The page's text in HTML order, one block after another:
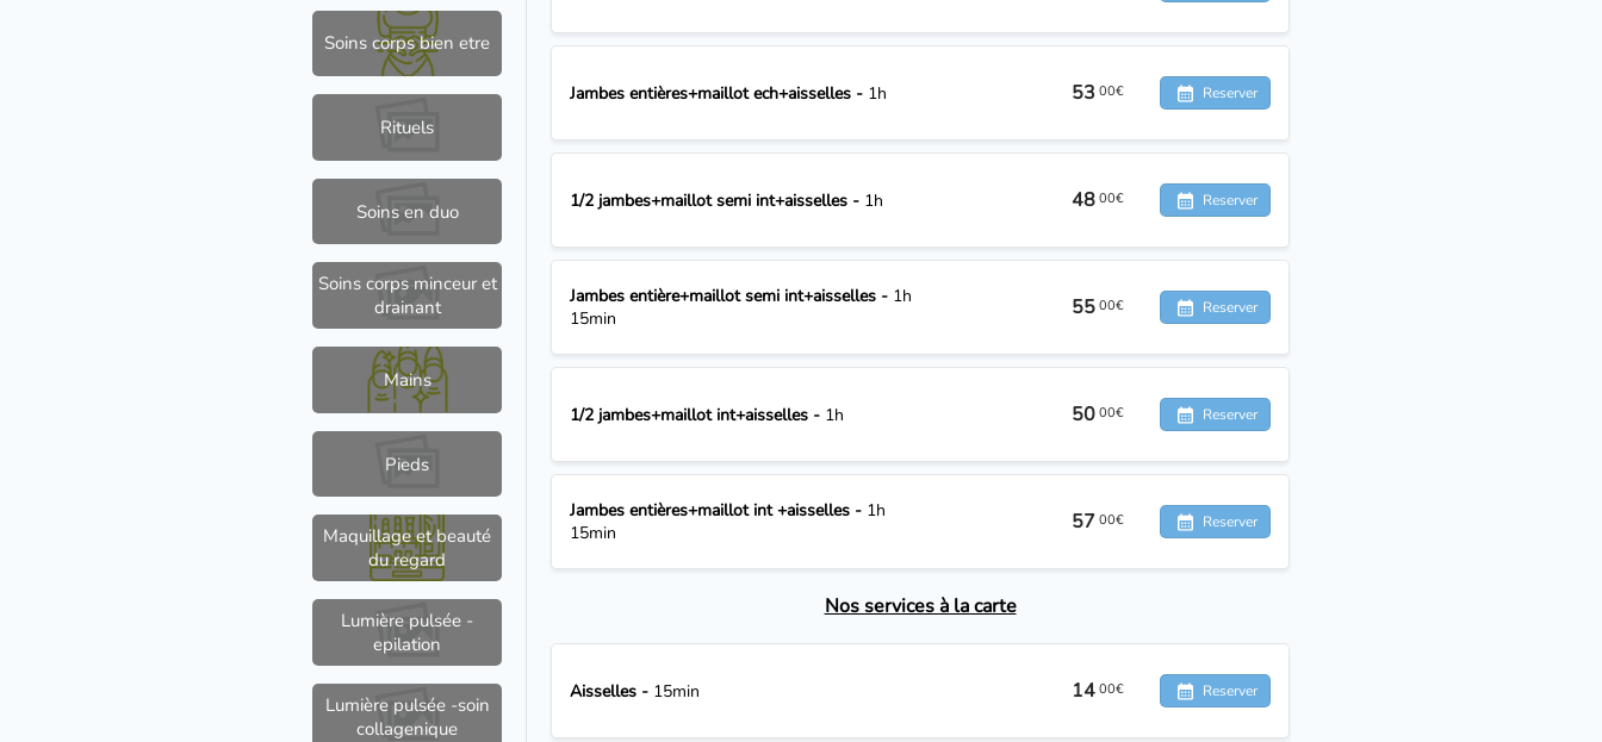
Soins corps bien etre
Rituels
Soins en duo
Soins corps minceur et
drainant
Mains
Pieds
Maquillage et beauté
du regard
Lumière pulsée -
epilation
Lumière pulsée -soin
collagenique
Jambes entières+maillot ech+aisselles - 1h 53 00€ Reserver
1/2 jambes+maillot semi int+aisselles - 1h 48 00€ Reserver
Jambes entière+maillot semi int+aisselles - 1h
15min
55 00€ Reserver
1/2 jambes+maillot int+aisselles - 1h 50 00€ Reserver
Jambes entières+maillot int +aisselles - 1h
15min
57 00€ Reserver
Nos services à la carte
Aisselles - 15min 14 00€ Reserver